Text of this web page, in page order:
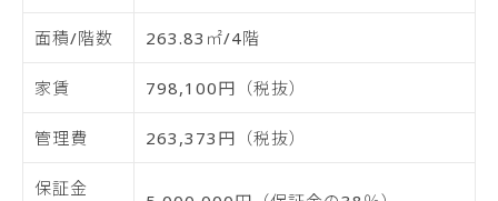
面積/階数 263.83㎡/4階
家賃 798,100円（税抜）
管理費 263,373円（税抜）
保証金